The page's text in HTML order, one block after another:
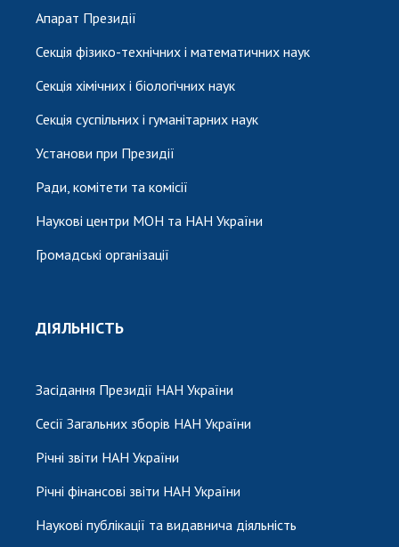
Апарат Президії
Секція фізико-технічних і математичних наук
Секція хімічних і біологічних наук
Секція суспільних і гуманітарних наук
Установи при Президії
Ради, комітети та комісії
Наукові центри МОН та НАН України
Громадські організації
ДІЯЛЬНІСТЬ
Засідання Президії НАН України
Сесії Загальних зборів НАН України
Річні звіти НАН України
Річні фінансові звіти НАН України
Наукові публікації та видавнича діяльність